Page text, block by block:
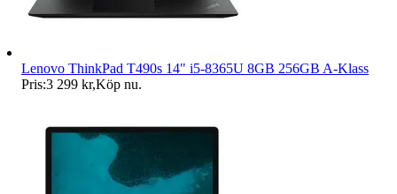
Lenovo ThinkPad T490s 14" i5-8365U 8GB 256GB A-Klass
Pris:3 299 kr,Köp nu.